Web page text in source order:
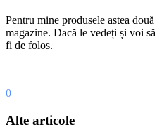
Pentru mine produsele astea
magazine. Dacă le vedeți și voi
fi de folos.
0
Alte articole